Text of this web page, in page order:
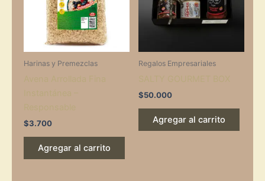
Harinas y Premezclas
$3.700
Agregar al carrito
Regalos Empresariales
$50.000
Agregar al carrito